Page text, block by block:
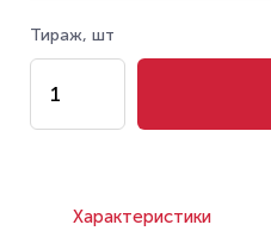
Тираж, шт
Характеристики